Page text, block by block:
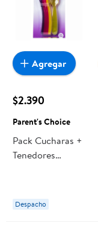
$2.390
Parent's Choice
Pack Cucharas +
Tenedores
Despacho
Agregar